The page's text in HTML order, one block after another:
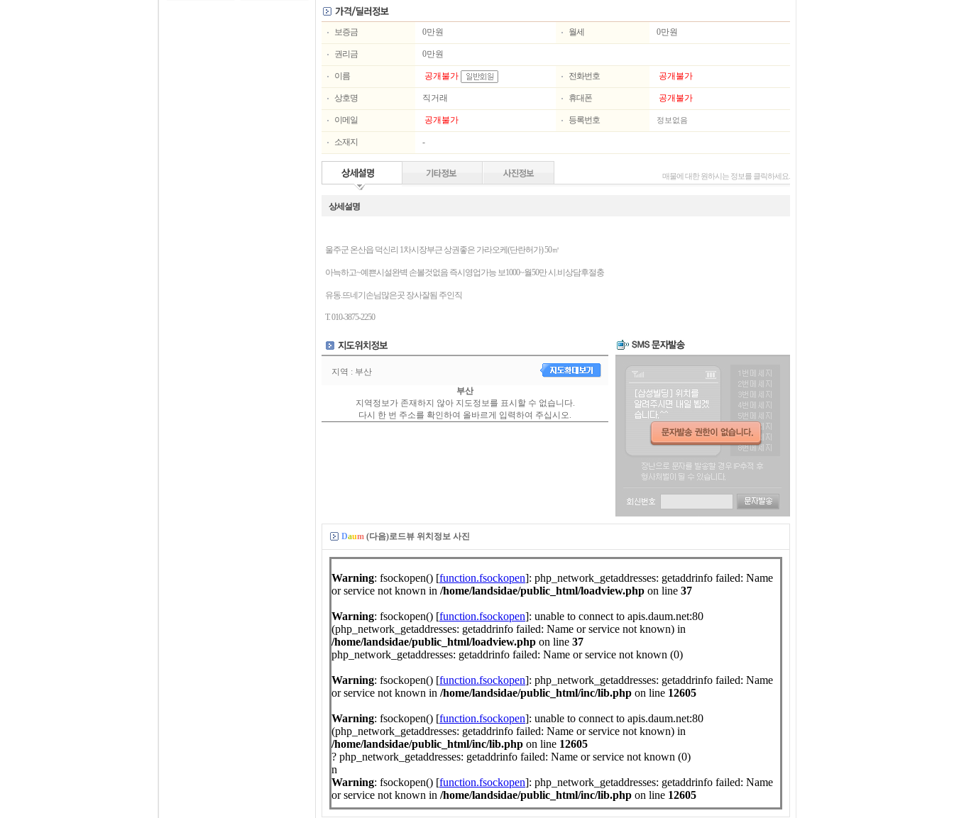
보증금 0만원 월세 0만원
권리금 0만원
이름 공개불가 전화번호 공개불가
상호명 직거래 휴대폰 공개불가
이메일 공개불가 등록번호 정보없음
소재지 -
매물에 대한 원하시는 정보를 클릭하세요.
상세설명
울주군 온산읍 덕신리 1차시장부근 상권좋은 가라오케(단란허가) 50㎡
아늑하고~예쁜시설완벽 손볼것없음 즉시영업가능 보1000~월50만 시.비상담후절충
유동.뜨네기손님많은곳 장사잘됨 주인직
T. 010-3875-2250
지역 : 부산
부산
지역정보가 존재하지 않아 지도정보를 표시할 수 없습니다.
다시 한 번 주소를 확인하여 올바르게 입력하여 주십시오.
Daum (다음)로드뷰 위치정보 사진